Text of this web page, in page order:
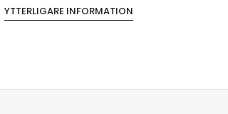
YTTERLIGARE INFORMATION